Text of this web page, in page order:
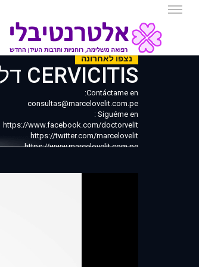
נצפו לאחרונה
CERVICITIS דלקת צוואר הרחם
Contáctame en:
consultas@marcelovelit.com.pe
Siguéme en :
https://www.facebook.com/doctorvelit
https://twitter.com/marcelovelit
https://www.marcelovelit.com.pe